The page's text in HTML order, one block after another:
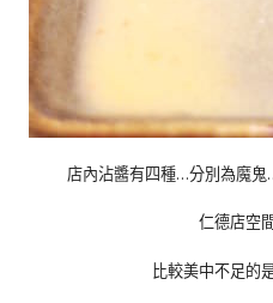
店內沾醬有四種…分別為魔
仁德店空
比較美中不足的